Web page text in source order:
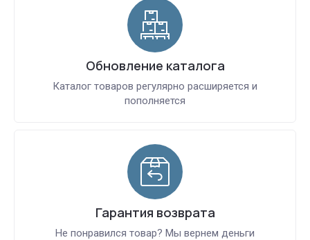
Обновление каталога
Каталог товаров регулярно расширяется и
пополняется
Гарантия возврата
Не понравился товар? Мы вернем деньги